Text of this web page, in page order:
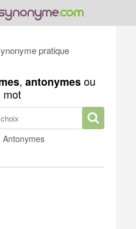
pratique
, antonymesou
mot
Antonymes